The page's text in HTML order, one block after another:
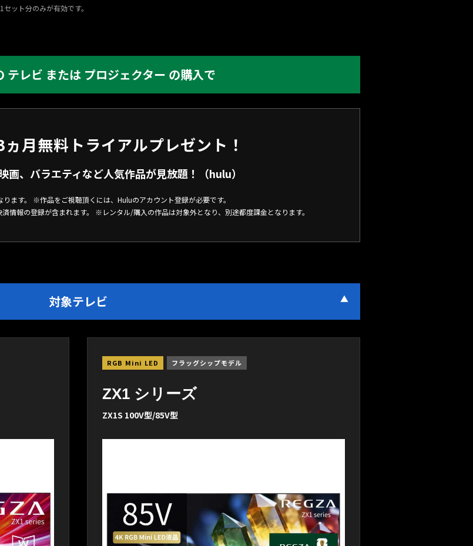
ット分のみが有効です。
テレビ または プロジェクター の購入で
月無料トライアルプレゼント！
画、バラエティなど人気作品が見放題！（hulu）
ます。 ※作品をご視聴頂くには、Huluのアカウント登録が必要です。
情報の登録が含まれます。 ※レンタル/購入の作品は対象外となり、別途都度課金となります。
対象テレビ
RGB Mini LED フラッグシップモデル
ZX1 シリーズ
ZX1S 100V型/85V型